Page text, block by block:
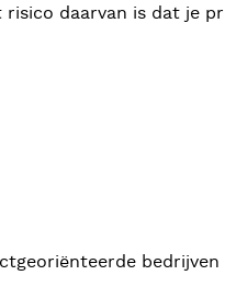
daarvan is dat je
bedrijven